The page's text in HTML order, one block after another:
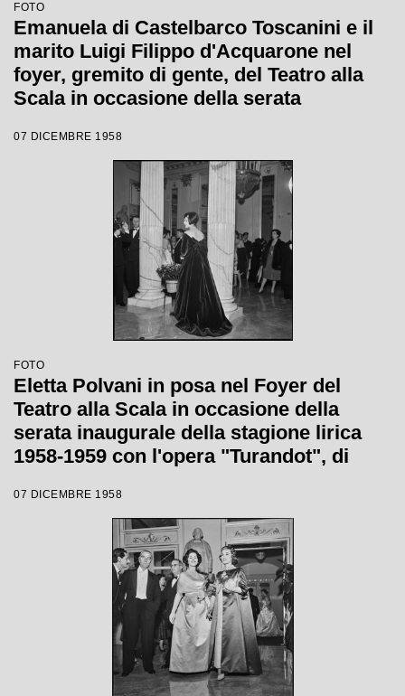
FOTO
Emanuela di Castelbarco Toscanini e il
marito Luigi Filippo d'Acquarone nel
foyer, gremito di gente, del Teatro alla
Scala in occasione della serata
1959 con l'opera "Turandot", di Giacomo
Puccini, diretta da Antonino Votto con la
regia di Margherita Wallmann
07 DICEMBRE 1958
FOTO
Eletta Polvani in posa nel Foyer del
Teatro alla Scala in occasione della
serata inaugurale della stagione lirica
1958-1959 con l'opera "Turandot", di
Votto con la regia di Margherita
07 DICEMBRE 1958